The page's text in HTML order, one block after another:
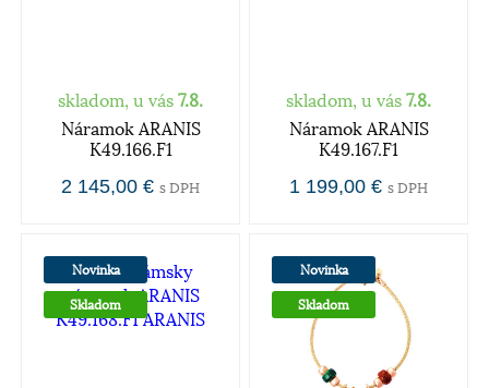
skladom, u vás 7.8.
Náramok ARANIS
K49.166.F1
2 145,00 € s DPH
skladom, u vás 7.8.
Náramok ARANIS
K49.167.F1
1 199,00 € s DPH
Novinka
Skladom
Novinka
Skladom